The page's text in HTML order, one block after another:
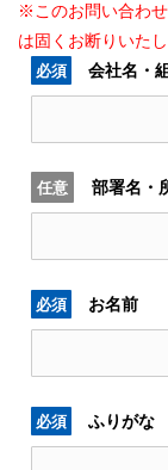
※このお問い合わ
は固くお断りいたし
必須
会社名・
任意 部署名・
必須 お名前
必須 ふりがな